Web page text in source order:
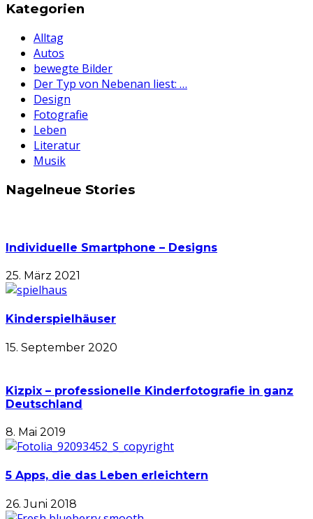
Kategorien
Alltag
Autos
bewegte Bilder
Der Typ von Nebenan liest: …
Design
Fotografie
Leben
Literatur
Musik
Nagelneue Stories
Individuelle Smartphone – Designs
25. März 2021
Kinderspielhäuser
15. September 2020
Kizpix – professionelle Kinderfotografie in ganz
Deutschland
8. Mai 2019
5 Apps, die das Leben erleichtern
26. Juni 2018